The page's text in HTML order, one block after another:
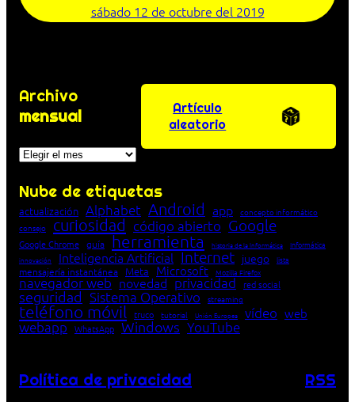
sábado 12 de octubre del 2019
Archivo
mensual
Archivos
Artículo
aleatorio
Nube de etiquetas
actualización Alphabet Android app concepto informático
consejo
curiosidad código abierto Google
Google Chrome guía herramienta historia de la Informática Informática
innovación Inteligencia Artificial Internet juego lista
mensajería instantánea Meta Microsoft Mozilla Firefox
navegador web novedad privacidad red social
seguridad Sistema Operativo streaming
teléfono móvil truco tutorial Unión Europea vídeo web
webapp WhatsApp Windows YouTube
Política de privacidad RSS